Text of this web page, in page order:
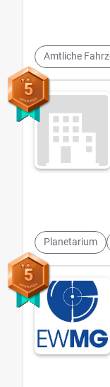
5
Planetarium
5